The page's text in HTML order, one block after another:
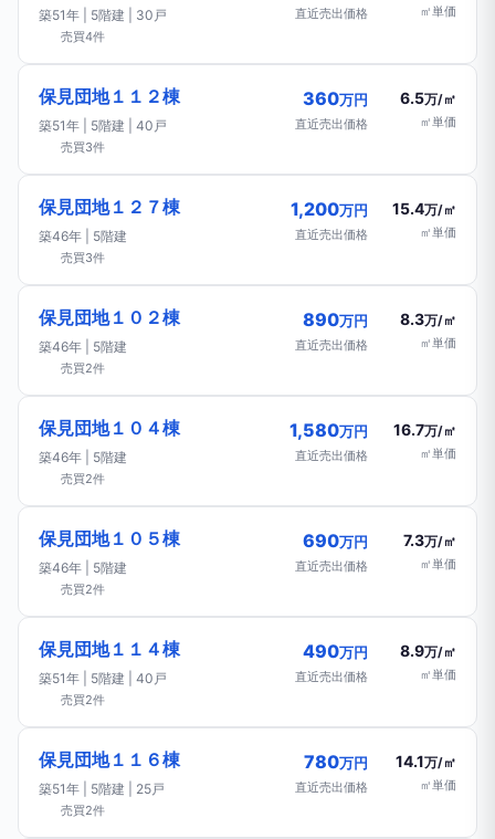
築51年 | 5階建 | 30戸 直近売出価格
㎡単価
売買4件
保見団地１１２棟
築51年 | 5階建 | 40戸
360万円
直近売出価格
6.5万/㎡
㎡単価
売買3件
保見団地１２７棟
築46年 | 5階建
1,200万円
直近売出価格
15.4万/㎡
㎡単価
売買3件
保見団地１０２棟
築46年 | 5階建
890万円
直近売出価格
8.3万/㎡
㎡単価
売買2件
保見団地１０４棟
築46年 | 5階建
1,580万円
直近売出価格
16.7万/㎡
㎡単価
売買2件
保見団地１０５棟
築46年 | 5階建
690万円
直近売出価格
7.3万/㎡
㎡単価
売買2件
保見団地１１４棟
築51年 | 5階建 | 40戸
490万円
直近売出価格
8.9万/㎡
㎡単価
売買2件
保見団地１１６棟
築51年 | 5階建 | 25戸
780万円
直近売出価格
14.1万/㎡
㎡単価
売買2件